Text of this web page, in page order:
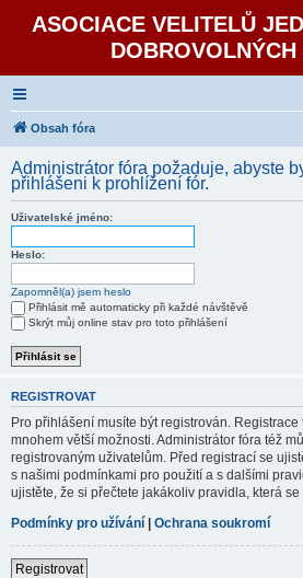
ASOCIACE VELITELŮ
DOBROVOLNÝCH
Obsah fóra
Administrátor fóra požaduje, abyste
přihlášeni k prohlížení fór.
Uživatelské jméno:
Heslo:
Zapomněl(a) jsem heslo
Přihlásit mě automaticky při každé návštěvě
Skrýt můj online stav pro toto přihlášení
REGISTROVAT
Pro přihlášení musíte být registrován.
mnohem větší možnosti. Administrátor fóra též
registrovaným uživatelům. Před registrací se
s našimi podmínkami pro použití a s dalšími
ujistěte, že si přečtete jakákoliv pravidla, která se
Podmínky pro užívání | Ochrana soukromí
Registrovat